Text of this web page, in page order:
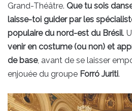
Grand-Théâtre. Que tu sois
laisse-toi guider par les
populaire du nord-est du Brésil.
venir en costume (ou non) et
de base, avant de se laisser
enjouée du groupe Forró Juriti.